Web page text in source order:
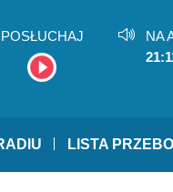
POSŁUCHAJ
NA
LISTA